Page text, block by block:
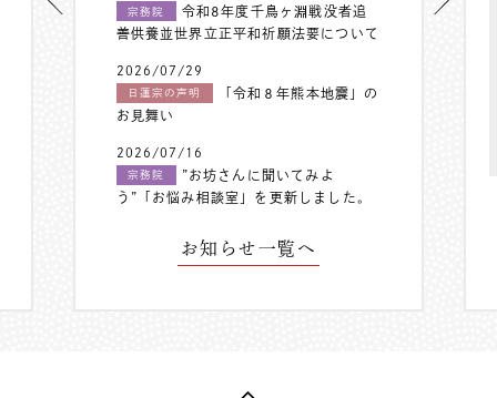
宗務院
令和8年度千鳥ヶ淵戦没者追
善供養並世界立正平和祈願法要について
2026/07/29
日蓮宗の声明
「令和８年熊本地震」の
お見舞い
2026/07/16
宗務院
”お坊さんに聞いてみよ
う”「お悩み相談室」を更新しました。
お知らせ一覧へ